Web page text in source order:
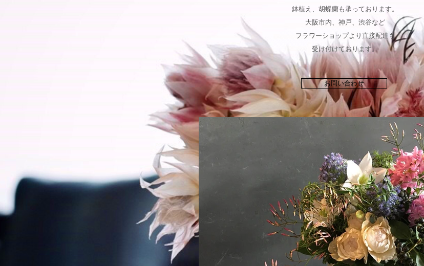
鉢植え、胡蝶蘭も承っております。
大阪市内、神戸、渋谷など
フラワーショップより直接配達も
受け付けております。
お問い合わせ